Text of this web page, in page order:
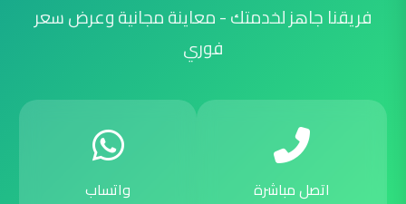
فريقنا جاهز لخدمتك - معاينة مجانية وعرض سعر
فوري
اتصل مباشرة واتساب